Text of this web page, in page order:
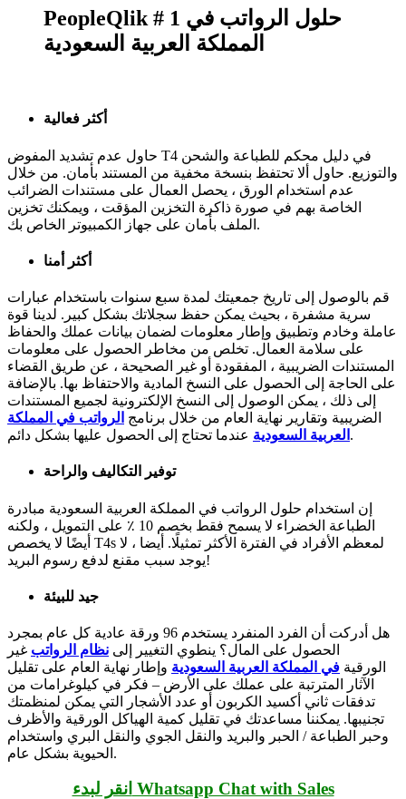
PeopleQlik # 1 حلول الرواتب في
المملكة العربية السعودية
أكثر فعالية
حاول عدم تشديد المفوض T4 في دليل محكم للطباعة والشحن
والتوزيع. حاول ألا تحتفظ بنسخة مخفية من المستند بأمان. من خلال
عدم استخدام الورق ، يحصل العمال على مستندات الضرائب
الخاصة بهم في صورة ذاكرة التخزين المؤقت ، ويمكنك تخزين
الملف بأمان على جهاز الكمبيوتر الخاص بك.
أكثر أمنا
قم بالوصول إلى تاريخ جمعيتك لمدة سبع سنوات باستخدام عبارات
سرية مشفرة ، بحيث يمكن حفظ سجلاتك بشكل كبير. لدينا قوة
عاملة وخادم وتطبيق وإطار معلومات لضمان بيانات عملك والحفاظ
على سلامة العمال. تخلص من مخاطر الحصول على معلومات
المستندات الضريبية ، المفقودة أو غير الصحيحة ، عن طريق القضاء
على الحاجة إلى الحصول على النسخ المادية والاحتفاظ بها. بالإضافة
إلى ذلك ، يمكن الوصول إلى النسخ الإلكترونية لجميع المستندات
الضريبية وتقارير نهاية العام من خلال برنامج الرواتب في المملكة
العربية السعودية عندما تحتاج إلى الحصول عليها بشكل دائم.
توفير التكاليف والراحة
إن استخدام حلول الرواتب في المملكة العربية السعودية مبادرة
الطباعة الخضراء لا يسمح فقط بخصم 10 ٪ على التمويل ، ولكنه
أيضًا لا يخصص T4s لمعظم الأفراد في الفترة الأكثر تمثيلًا. أيضا ، لا
يوجد سبب مقنع لدفع رسوم البريد!
جيد للبيئة
هل أدركت أن الفرد المنفرد يستخدم 96 ورقة عادية كل عام بمجرد
الحصول على المال؟ ينطوي التغيير إلى نظام الرواتب غير
الورقية في المملكة العربية السعودية وإطار نهاية العام على تقليل
الآثار المترتبة على عملك على الأرض – فكر في كيلوغرامات من
تدفقات ثاني أكسيد الكربون أو عدد الأشجار التي يمكن لمنظمتك
تجنيبها. يمكننا مساعدتك في تقليل كمية الهياكل الورقية والأظرف
وحبر الطباعة / الحبر والبريد والنقل الجوي والنقل البري واستخدام
الحيوية بشكل عام.
انقر لبدء Whatsapp Chat with Sales